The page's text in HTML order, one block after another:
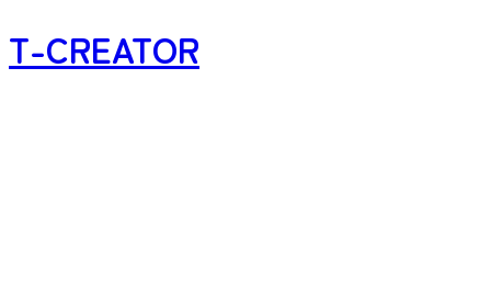
T-CREATOR